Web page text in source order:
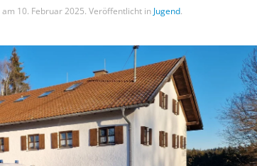
am 10. Februar 2025. Veröffentlicht in Jugend.